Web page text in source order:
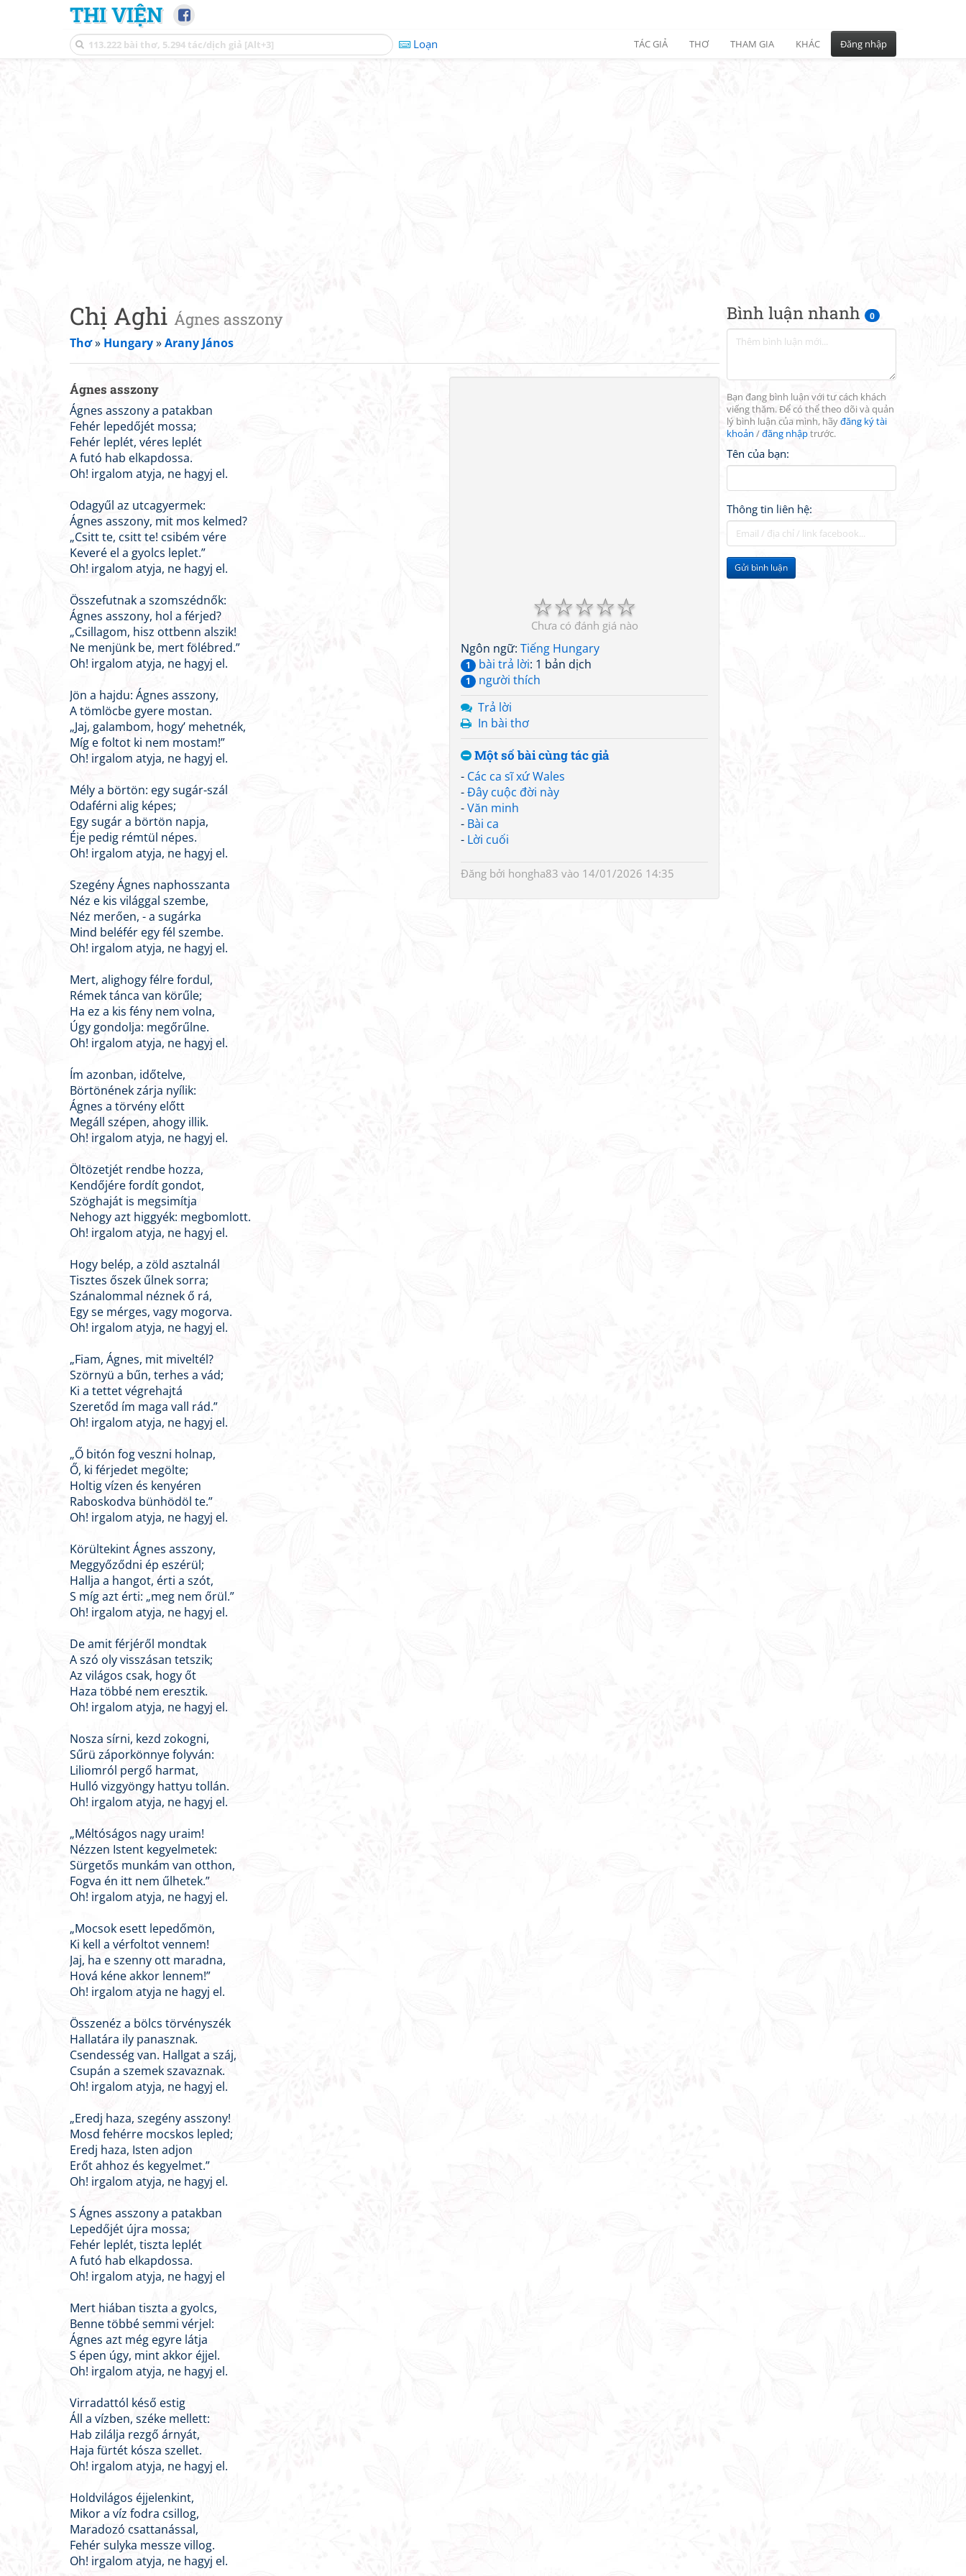
THI VIỆN
Loạn TÁC GIẢ THƠ THAM GIA KHÁC Đăng nhập
Bình luận nhanh 0
Bạn đang bình luận với tư cách khách
viếng thăm. Để có thể theo dõi và quản
lý bình luận của mình, hãyđăng ký tài
khoản /đăng nhậptrước.
Tên của bạn:
Thông tin liên hệ:
Gửi bình luận
Chị Aghi Ágnes asszony
Thơ» Hungary»Arany János
☆
☆
☆
☆
☆
Chưa có đánh giá nào
Ngôn ngữ: Tiếng Hungary
1 bài trả lời: 1 bản dịch
1
người thích
Trả lời
In bài thơ
Một số bài cùng tác giả
- Các ca sĩ xứ Wales
-Đây cuộc đời này
-Văn minh
- Bài ca
- Lời cuối
Đăng bởi hongha83 vào 14/01/2026 14:35
Ágnes asszony
Ágnes asszony a patakban
Fehér lepedőjét mossa;
Fehér leplét, véres leplét
A futó hab elkapdossa.
Oh! irgalom atyja, ne hagyj el.
Odagyűl az utcagyermek:
Ágnes asszony, mit mos kelmed?
„Csitt te, csitt te! csibém vére
Keveré el a gyolcs leplet.”
Oh! irgalom atyja, ne hagyj el.
Összefutnak a szomszédnők:
Ágnes asszony, hol a férjed?
„Csillagom, hisz ottbenn alszik!
Ne menjünk be, mert fölébred.”
Oh! irgalom atyja, ne hagyj el.
Jön a hajdu: Ágnes asszony,
A tömlöcbe gyere mostan.
„Jaj, galambom, hogy’ mehetnék,
Míg e foltot ki nem mostam!”
Oh! irgalom atyja, ne hagyj el.
Mély a börtön: egy sugár-szál
Odaférni alig képes;
Egy sugár a börtön napja,
Éje pedig rémtül népes.
Oh! irgalom atyja, ne hagyj el.
Szegény Ágnes naphosszanta
Néz e kis világgal szembe,
Néz merően, - a sugárka
Mind beléfér egy fél szembe.
Oh! irgalom atyja, ne hagyj el.
Mert, alighogy félre fordul,
Rémek tánca van körűle;
Ha ez a kis fény nem volna,
Úgy gondolja: megőrűlne.
Oh! irgalom atyja, ne hagyj el.
Ím azonban, időtelve,
Börtönének zárja nyílik:
Ágnes a törvény előtt
Megáll szépen, ahogy illik.
Oh! irgalom atyja, ne hagyj el.
Öltözetjét rendbe hozza,
Kendőjére fordít gondot,
Szöghaját is megsimítja
Nehogy azt higgyék: megbomlott.
Oh! irgalom atyja, ne hagyj el.
Hogy belép, a zöld asztalnál
Tisztes őszek űlnek sorra;
Szánalommal néznek ő rá,
Egy se mérges, vagy mogorva.
Oh! irgalom atyja, ne hagyj el.
„Fiam, Ágnes, mit miveltél?
Szörnyü a bűn, terhes a vád;
Ki a tettet végrehajtá
Szeretőd ím maga vall rád.”
Oh! irgalom atyja, ne hagyj el.
„Ő bitón fog veszni holnap,
Ő, ki férjedet megölte;
Holtig vízen és kenyéren
Raboskodva bünhödöl te.”
Oh! irgalom atyja, ne hagyj el.
Körültekint Ágnes asszony,
Meggyőződni ép eszérül;
Hallja a hangot, érti a szót,
S míg azt érti: „meg nem őrül.”
Oh! irgalom atyja, ne hagyj el.
De amit férjéről mondtak
A szó oly visszásan tetszik;
Az világos csak, hogy őt
Haza többé nem eresztik.
Oh! irgalom atyja, ne hagyj el.
Nosza sírni, kezd zokogni,
Sűrü záporkönnye folyván:
Liliomról pergő harmat,
Hulló vizgyöngy hattyu tollán.
Oh! irgalom atyja, ne hagyj el.
„Méltóságos nagy uraim!
Nézzen Istent kegyelmetek:
Sürgetős munkám van otthon,
Fogva én itt nem űlhetek.”
Oh! irgalom atyja, ne hagyj el.
„Mocsok esett lepedőmön,
Ki kell a vérfoltot vennem!
Jaj, ha e szenny ott maradna,
Hová kéne akkor lennem!”
Oh! irgalom atyja ne hagyj el.
Összenéz a bölcs törvényszék
Hallatára ily panasznak.
Csendesség van. Hallgat a száj,
Csupán a szemek szavaznak.
Oh! irgalom atyja, ne hagyj el.
„Eredj haza, szegény asszony!
Mosd fehérre mocskos lepled;
Eredj haza, Isten adjon
Erőt ahhoz és kegyelmet.”
Oh! irgalom atyja, ne hagyj el.
S Ágnes asszony a patakban
Lepedőjét újra mossa;
Fehér leplét, tiszta leplét
A futó hab elkapdossa.
Oh! irgalom atyja, ne hagyj el
Mert hiában tiszta a gyolcs,
Benne többé semmi vérjel:
Ágnes azt még egyre látja
S épen úgy, mint akkor éjjel.
Oh! irgalom atyja, ne hagyj el.
Virradattól késő estig
Áll a vízben, széke mellett:
Hab zilálja rezgő árnyát,
Haja fürtét kósza szellet.
Oh! irgalom atyja, ne hagyj el.
Holdvilágos éjjelenkint,
Mikor a víz fodra csillog,
Maradozó csattanással,
Fehér sulyka messze villog.
Oh! irgalom atyja, ne hagyj el.